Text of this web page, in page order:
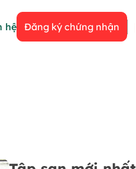
hệ Đăng ký chứng nhận